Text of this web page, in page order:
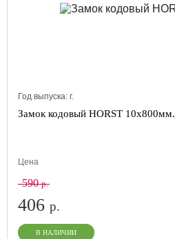
Год выпуска: г.
Замок кодовый HORST 10x800мм.
Цена
590р.
406 р.
В НАЛИЧИИ